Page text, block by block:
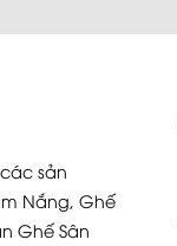
sản
Nắng, Ghế
Ghế Sân